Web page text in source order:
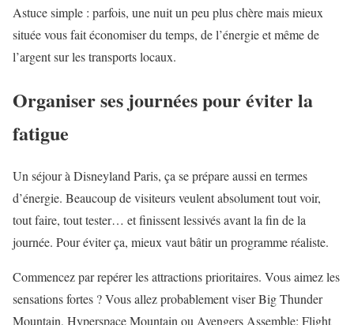
Astuce simple : parfois, une nuit un peu plus chère mais mieux
située vous fait économiser du temps, de l’énergie et même de
l’argent sur les transports locaux.
Organiser ses journées pour éviter la
fatigue
Un séjour à Disneyland Paris, ça se prépare aussi en termes
d’énergie. Beaucoup de visiteurs veulent absolument tout voir,
tout faire, tout tester… et finissent lessivés avant la fin de la
journée. Pour éviter ça, mieux vaut bâtir un programme réaliste.
Commencez par repérer les attractions prioritaires. Vous aimez les
sensations fortes ? Vous allez probablement viser Big Thunder
Mountain, Hyperspace Mountain ou Avengers Assemble: Flight